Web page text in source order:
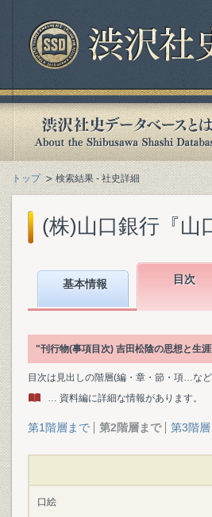
トップ 検索結果 - 社史詳細
(株)山口銀行『山
基本情報 目次
"刊行物(事項目次) 吉田松陰の思想と生
目次は見出しの階層(編・章・節・項…な
… 資料編に詳細な情報があります。
第1階層まで 第2階層まで 第3階
口絵